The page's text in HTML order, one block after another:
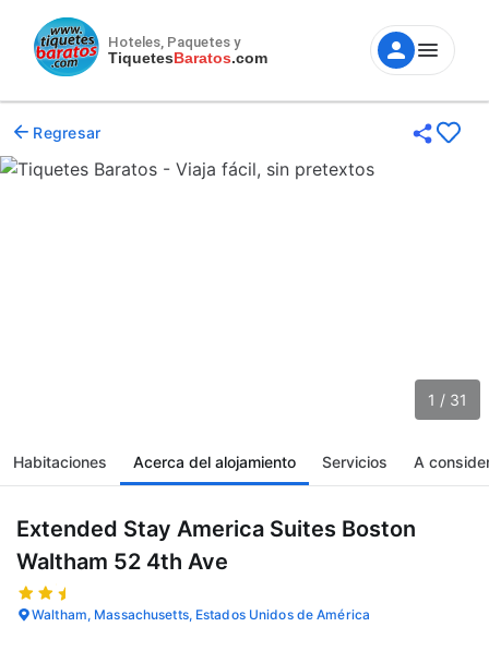
Hoteles, Paquetes y
TiquetesBaratos.com
Regresar
1 / 31
Habitaciones Acerca del alojamiento Servicios A
Extended Stay America Suites Boston
Waltham 52 4th Ave
Waltham, Massachusetts, Estados Unidos de América